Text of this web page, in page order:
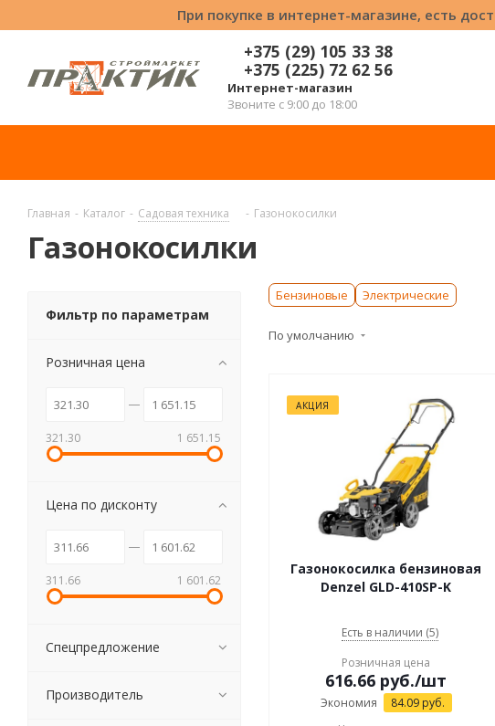
При покупке в интернет-магазине, есть
+375 (29) 105 33 38
+375 (225) 72 62 56
Интернет-магазин
Звоните с 9:00 до 18:00
Главная - Каталог - Садовая техника - Газонокосилки
Газонокосилки
Бензиновые Электрические
По умолчанию
АКЦИЯ
Газонокосилка бензиновая
Denzel GLD-410SP-K
Есть в наличии (5)
Розничная цена
616.66 руб./шт
Экономия 84.09руб.
Фильтр по параметрам
Розничная цена
321.30 1 651.15
Цена по дисконту
311.66 1 601.62
Спецпредложение
Производитель